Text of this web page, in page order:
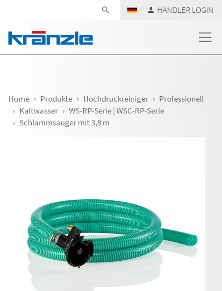
HÄNDLER LOGIN
Home Produkte Hochdruckreiniger
Professionell
Kaltwasser
WS-RP-Serie | WSC-RP-Serie
Schlammsauger mit 3,8 m